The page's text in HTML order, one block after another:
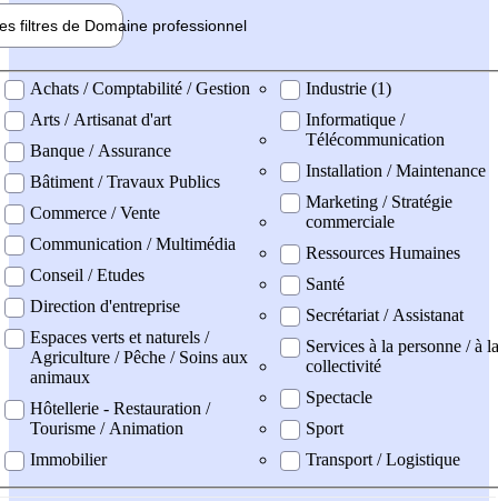
filtres de Domaine professionnel
professionel
Achats / Comptabilité / Gestion
Arts / Artisanat d'art
Banque / Assurance
Bâtiment / Travaux Publics
Commerce / Vente
Communication / Multimédia
Conseil / Etudes
Direction d'entreprise
Espaces verts et naturels /
Agriculture / Pêche / Soins aux
animaux
Hôtellerie - Restauration /
Tourisme / Animation
Immobilier
Industrie (1)
Informatique /
Télécommunication
Installation / Maintenance
Marketing / Stratégie
commerciale
Ressources Humaines
Santé
Secrétariat / Assistanat
Services à la personne / à la
collectivité
Spectacle
Sport
Transport / Logistique